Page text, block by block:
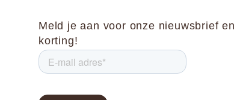
Meld je aan voor onze nieuwsbrief
korting!